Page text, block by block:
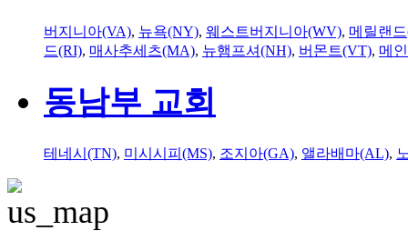
버지니아(VA), 뉴욕(NY), 웨스트버지니아(WV), 메릴랜
드(RI), 매사추세츠(MA), 뉴햄프셔(NH), 버몬트(VT), 메
동남부 교회
테네시(TN), 미시시피(MS), 조지아(GA), 앨라배마(AL),